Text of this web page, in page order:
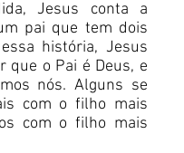
Jesus conta a
pai que tem dois
história, Jesus
que o Pai é Deus, e
nós. Alguns se
com o filho mais
com o filho mais